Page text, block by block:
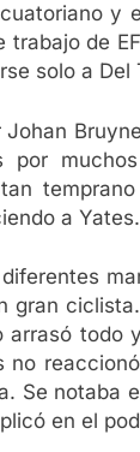
y
trabajo de
solo a Del
Johan
por
a Yates.
gran
arrasó todo
no
Se notaba
en el